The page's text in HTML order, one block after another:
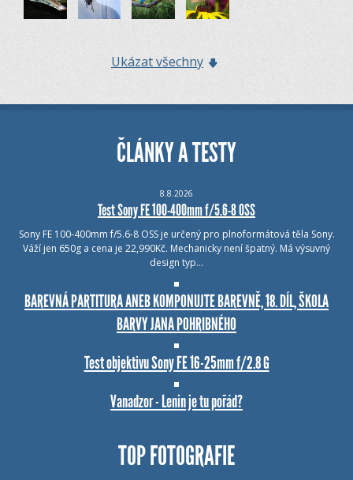
Ukázat všechny
ČLÁNKY A TESTY
8.8.2026
Test Sony FE 100-400mm f/5.6-8 OSS
Sony FE 100-400mm f/5.6-8 OSS je určený pro plnoformátová těla Sony.
Váží jen 650g a cena je 22,990Kč. Mechanicky není špatný. Má výsuvný
design typ…
BAREVNÁ PARTITURA ANEB KOMPONUJTE BAREVNĚ, 18. DÍL, ŠKOLA
BARVY JANA POHRIBNÉHO
Test objektivu Sony FE 16-25mm f/2.8 G
Vanadzor - Lenin je tu pořád?
TOP FOTOGRAFIE